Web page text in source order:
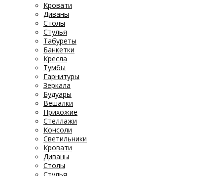
Кровати
Диваны
Столы
Стулья
Табуреты
Банкетки
Кресла
Тумбы
Гарнитуры
Зеркала
Будуары
Вешалки
Прихожие
Стеллажи
Консоли
Светильники
Кровати
Диваны
Столы